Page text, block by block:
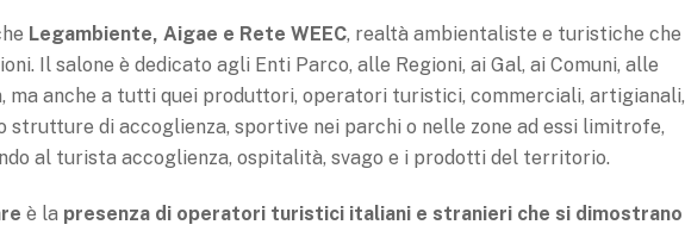
Legambiente, Aigae e Rete WEEC, realtà ambientaliste e turistiche che
Il salone è dedicato agli Enti Parco, alle Regioni, ai Gal, ai Comuni, alle
ma anche a tutti quei produttori, operatori turistici, commerciali, artigianali,
di accoglienza, sportive nei parchi o nelle zone ad essi limitrofe,
al turista accoglienza, ospitalità, svago e i prodotti del territorio.
è la presenza di operatori turistici italiani e stranieri che si dimostrano